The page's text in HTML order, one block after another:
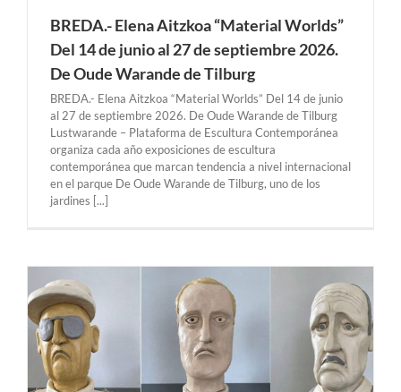
BREDA.- Elena Aitzkoa “Material Worlds”
Del 14 de junio al 27 de septiembre 2026.
De Oude Warande de Tilburg
BREDA.- Elena Aitzkoa “Material Worlds” Del 14 de junio
al 27 de septiembre 2026. De Oude Warande de Tilburg
Lustwarande – Plataforma de Escultura Contemporánea
organiza cada año exposiciones de escultura
contemporánea que marcan tendencia a nivel internacional
en el parque De Oude Warande de Tilburg, uno de los
jardines [...]